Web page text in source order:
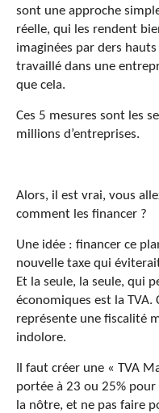
sont une approche
réelle, qui les rendent
imaginées par ders
travaillé dans une
que cela.
Ces 5 mesures sont les
millions d’entreprises.
Alors, il est vrai, vous
comment les financer ?
Une idée : financer ce
nouvelle taxe qui
Et la seule, la seule, qui
économiques est la
représente une fiscalité
indolore.
Il faut créer une « TVA
portée à 23 ou 25%
la nôtre, et ne pas faire